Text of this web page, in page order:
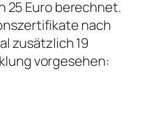
25 Euro berechnet.
nach
zusätzlich 19
vorgesehen: